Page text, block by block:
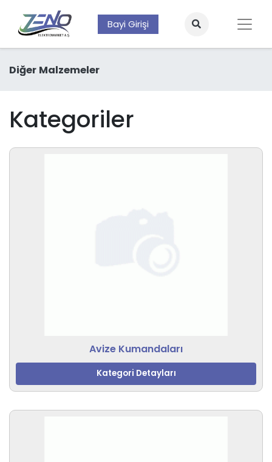
Bayi Girişi
Diğer Malzemeler
Kategoriler
Avize Kumandaları
Kategori Detayları